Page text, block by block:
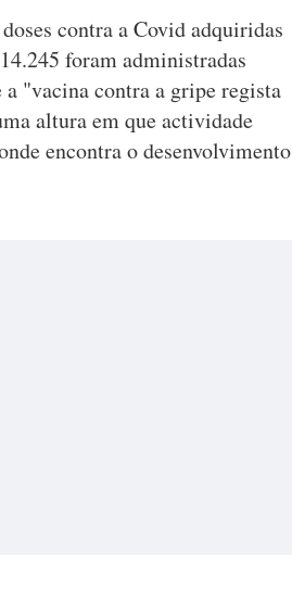
contra a Covid adquiridas
foram administradas
a "vacina contra a gripe regista
altura em que actividade
encontra o desenvolvimento